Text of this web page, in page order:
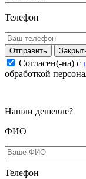
Телефон
Согласен(-на) c
обработкой
Нашли дешевле?
ФИО
Телефон